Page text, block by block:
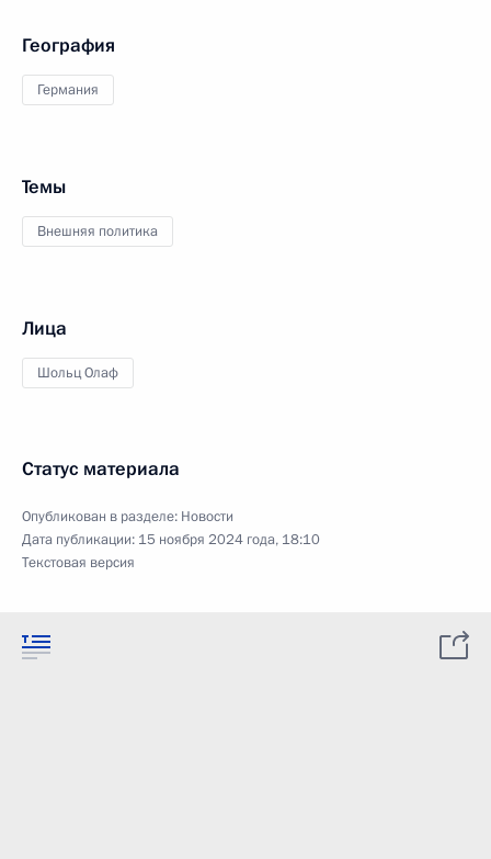
География
Германия
Темы
Внешняя политика
Лица
Шольц Олаф
Статус материала
Опубликован в разделе: Новости
Дата публикации: 15 ноября 2024 года, 18:10
Текстовая версия